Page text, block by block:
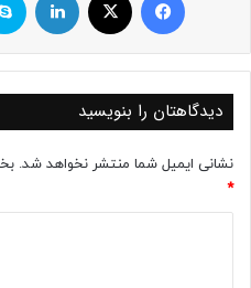
دیدگاهتان را بنویسید
نشانی ایمیل شما منتشر نخواهد شد.
*